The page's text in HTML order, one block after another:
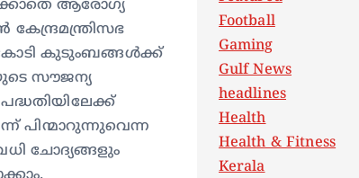
ആരോഗ്യ
കോടി കുടുംബങ്ങള്‍ക്ക്
സൗജന്യ
പിന്മാറുന്നുവെന്ന
ചോദ്യങ്ങളും
Football
Gaming
Gulf News
headlines
Health
Health & Fitness
Kerala